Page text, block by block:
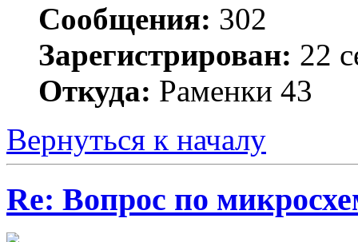
Сообщения: 302
Зарегистрирован: 22
Откуда: Раменки 43
Вернуться к началу
Re: Вопрос по